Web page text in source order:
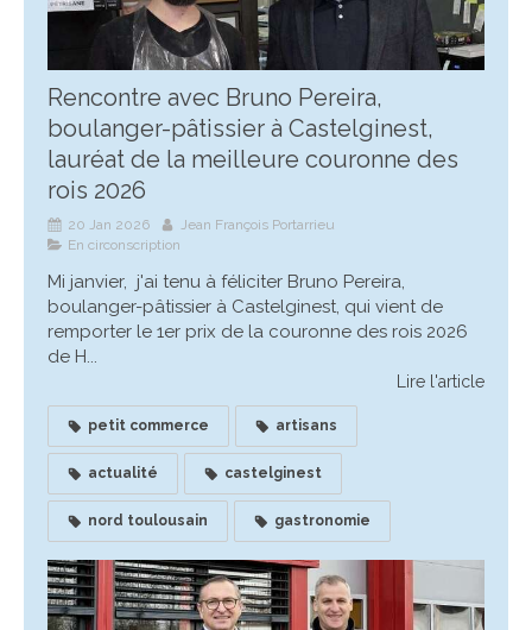
Rencontre avec Bruno Pereira,
boulanger-pâtissier à Castelginest,
lauréat de la meilleure couronne des
rois 2026
20 Jan 2026
Jean François Portarrieu
En circonscription
Mi janvier, j'ai tenu à féliciter Bruno Pereira,
boulanger-pâtissier à Castelginest, qui vient de
remporter le 1er prix de la couronne des rois 2026
de H...
Lire l'article
petit commerce artisans
actualité castelginest
nord toulousain gastronomie